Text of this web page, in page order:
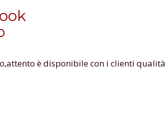
è disponibile con i clienti